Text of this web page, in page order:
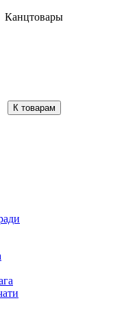
Канцтовары
К товарам